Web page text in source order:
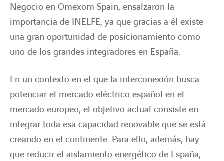
Negocio en Omexom Spain, ensalzaron la
importancia de INELFE, ya que gracias a él existe
una gran oportunidad de posicionamiento como
uno de los grandes integradores en España.
En un contexto en el que la interconexión busca
potenciar el mercado eléctrico español en el
mercado europeo, el objetivo actual consiste en
integrar toda esa capacidad renovable que se está
creando en el continente. Para ello, además, hay
que reducir el aislamiento energético de España,